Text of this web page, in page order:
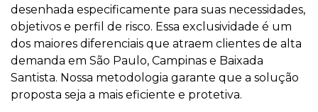
desenhada especificamente para suas necessidades,
objetivos e perfil de risco. Essa exclusividade é um
dos maiores diferenciais que atraem clientes de alta
demanda em São Paulo, Campinas e Baixada
Santista. Nossa metodologia garante que a solução
proposta seja a mais eficiente e protetiva.